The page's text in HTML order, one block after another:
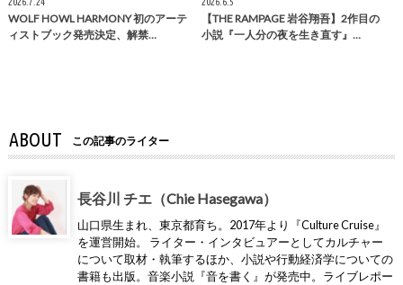
WOLF HOWL HARMONY 初のアーテ
ィストブック発売決定、解禁…
【THE RAMPAGE 岩谷翔吾】2作目の
小説『一人分の夜を生き直す』…
ABOUT この記事のライター
長谷川 チエ（Chie Hasegawa）
山口県生まれ、東京都育ち。2017年より『Culture Cruise』
を運営開始。 ライター・インタビュアーとしてカルチャー
について取材・執筆するほか、小説や行動経済学についての
書籍も出版。音楽小説『音を書く』が発売中。ライブレポー